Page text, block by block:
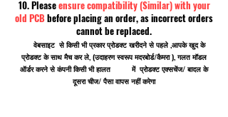
10. Pleaseensure compatibility (Similar) with your
old PCBbefore placing an order, as incorrect orders
cannot be replaced.
वेबसाइट से किसी भी प्रकार प्रोडक्ट खरीदने से पहले ,आपके खुद के
प्रोडक्ट के साथ मैच कर ले, (उदाहरण स्वरूप मदरबोर्ड/कैमरा ), गलत मॉडल
ऑर्डर करने से कंपनी किसी भी हालत में प्रोडक्ट एक्सचेंज/ बादल के
दूसरा चीज/ पैसा वापस नहीं करेगा